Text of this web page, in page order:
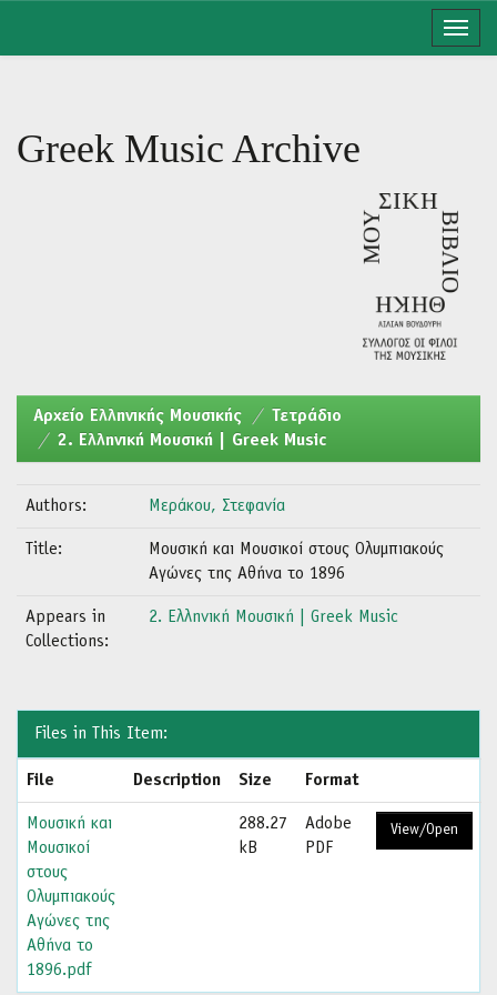
Greek Music Archive
Aρχείο Ελληνικής Μουσικής
Τετράδιο
2. Ελληνική Μουσική | Greek Music
Authors: Μεράκου, Στεφανία
Title:
Μουσική και Μουσικοί στους Ολυμπιακούς
Αγώνες της Αθήνα το 1896
Appears in
Collections:
2. Ελληνική Μουσική | Greek Music
Files in This Item:
File Description Size Format
Μουσική και
Μουσικοί
στους
Ολυμπιακούς
Αγώνες της
Αθήνα το
1896.pdf
288.27
kB
Adobe
PDF
View/Open